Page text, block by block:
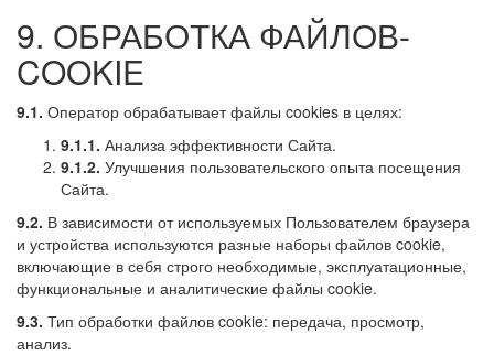
9. ОБРАБОТКА ФАЙЛОВ-
COOKIE
9.1. Оператор обрабатывает файлы cookies в целях:
9.1.1. Анализа эффективности Сайта.
9.1.2. Улучшения пользовательского опыта посещения
Сайта.
9.2. В зависимости от используемых Пользователем браузера
и устройства используются разные наборы файлов cookie,
включающие в себя строго необходимые, эксплуатационные,
функциональные и аналитические файлы cookie.
9.3. Тип обработки файлов cookie: передача, просмотр,
анализ.